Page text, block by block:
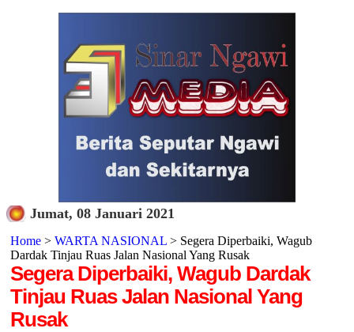
Jumat, 08 Januari 2021
Home> WARTA NASIONAL> Segera Diperbaiki, Wagub
Dardak Tinjau Ruas Jalan Nasional Yang Rusak
Segera Diperbaiki, Wagub Dardak
Tinjau Ruas Jalan Nasional Yang
Rusak